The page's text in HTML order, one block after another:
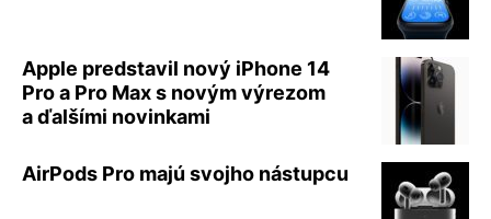
Apple predstavil nový iPhone 14
Pro a Pro Max s novým výrezom
a ďalšími novinkami
AirPods Pro majú svojho nástupcu